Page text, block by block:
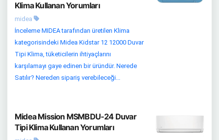
Klima Kullanan Yorumları
midea
İnceleme MIDEA tarafından üretilen Klima
kategorisindeki Midea Kidstar 12 12000 Duvar
Tipi Klima, tüketicilerin ihtiyaçlarını
karşılamayı gaye edinen bir üründür. Nerede
Satılır? Nereden sipariş verebileceği...
Midea Mission MSMBDU-24 Duvar
Tipi Klima Kullanan Yorumları